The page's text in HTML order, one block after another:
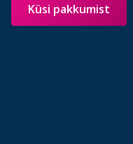
Küsi pakkumist